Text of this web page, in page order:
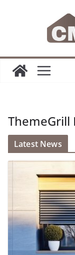
ThemeGrill
Latest News